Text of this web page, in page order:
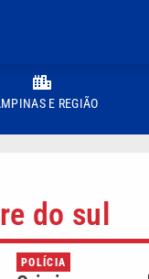
E REGIÃO
do sul
POLÍCIA